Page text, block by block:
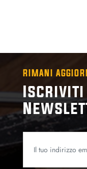
RIMANI
Iscriviti